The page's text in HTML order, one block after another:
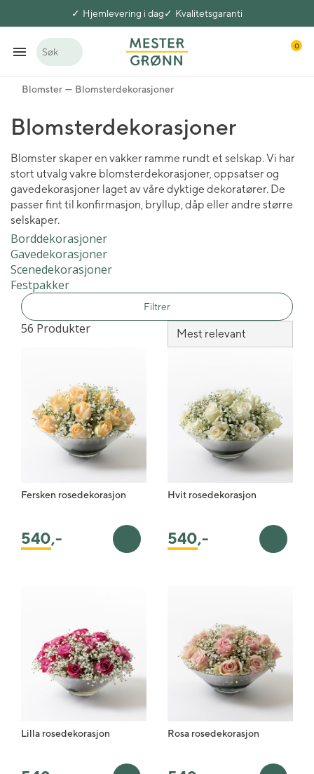
Hjemlevering i dag Kvalitetsgaranti
Søk
0
Blomster Blomsterdekorasjoner
Blomsterdekorasjoner
Blomster skaper en vakker ramme rundt et selskap. Vi har
stort utvalg vakre blomsterdekorasjoner, oppsatser og
gavedekorasjoner laget av våre dyktige dekoratører. De
passer fint til konfirmasjon, bryllup, dåp eller andre større
selskaper.
Borddekorasjoner
Gavedekorasjoner
Scenedekorasjoner
Festpakker
Filtrer
56 Produkter
Fersken rosedekorasjon
540,- Legg i handlekurv
Hvit rosedekorasjon
540,- Legg i
Lilla rosedekorasjon Rosa rosedekorasjon